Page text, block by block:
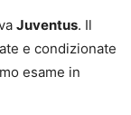
Juventus. Il
e condizionate
esame in